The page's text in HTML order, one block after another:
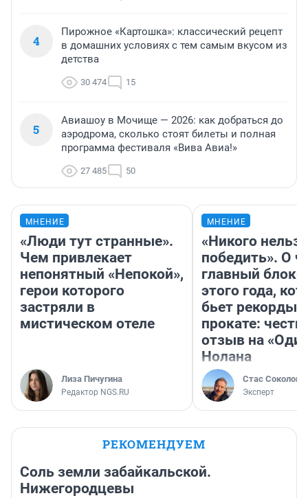
4
Пирожное «Картошка»: классический рецепт
в домашних условиях с тем самым вкусом из
детства
30 474 15
5
Авиашоу в Мочище — 2026: как добраться до
аэродрома, сколько стоят билеты и полная
программа фестиваля «Вива Авиа!»
27 485 50
МНЕНИЕ
«Люди тут странные».
Чем привлекает
непонятный «Непокой»,
герои которого
застряли в
мистическом отеле
Лиза Пичугина
Редактор NGS.RU
МНЕНИЕ
«Никого нельзя
победить». О
главный
этого года,
бьет рекорды в
прокате:
отзыв на
Нолана
Стас Соколов
Эксперт
РЕКОМЕНДУЕМ
Соль земли забайкальской.
Нижегородцевы